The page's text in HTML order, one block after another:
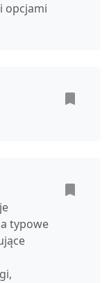
opcjami
typowe